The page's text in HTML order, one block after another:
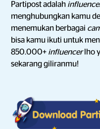
Partipost adalah
menghubungkan kamu
menemukan berbagai
bisa kamu ikuti untuk
850.000+ influencer lho
sekarang giliranmu!